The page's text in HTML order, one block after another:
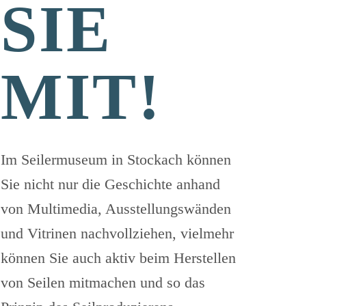
SIE
MIT!
Im Seilermuseum in Stockach können
Sie nicht nur die Geschichte anhand
von Multimedia, Ausstellungswänden
und Vitrinen nachvollziehen, vielmehr
können Sie auch aktiv beim Herstellen
von Seilen mitmachen und so das